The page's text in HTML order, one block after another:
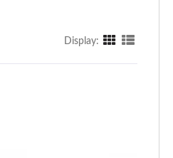
Display: